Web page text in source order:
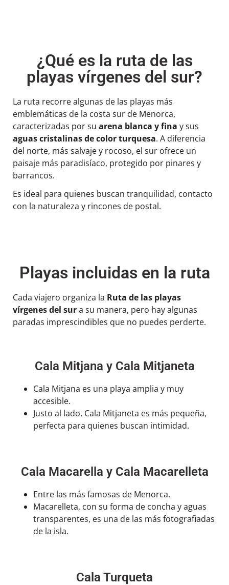
¿Qué es la ruta de las
playas vírgenes del sur?
La ruta recorre algunas de las playas más
emblemáticas de la costa sur de Menorca,
caracterizadas por su arena blanca y fina y sus
aguas cristalinas de color turquesa. A diferencia
del norte, más salvaje y rocoso, el sur ofrece un
paisaje más paradisíaco, protegido por pinares y
barrancos.
Es ideal para quienes buscan tranquilidad, contacto
con la naturaleza y rincones de postal.
Playas incluidas en la ruta
Cada viajero organiza la Ruta de las playas
vírgenes del sura su manera, pero hay algunas
paradas imprescindibles que no puedes perderte.
Cala Mitjana y Cala Mitjaneta
Cala Mitjana es una playa amplia y muy
accesible.
Justo al lado, Cala Mitjaneta es más pequeña,
perfecta para quienes buscan intimidad.
Cala Macarella y Cala Macarelleta
Entre las más famosas de Menorca.
Macarelleta, con su forma de concha y aguas
transparentes, es una de las más fotografiadas
de la isla.
Cala Turqueta